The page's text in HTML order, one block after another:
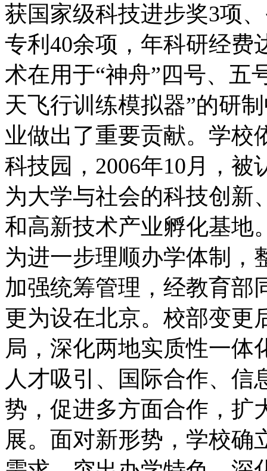
获国家级科技进步奖3项
专利40余项，年科研经费
术在用于“神舟”四号、五
天飞行训练模拟器”的研
业做出了重要贡献。学校
科技园，2006年10月，
为大学与社会的科技创新
和高新技术产业孵化基地
为进一步理顺办学体制，
加强统筹管理，经教育部
更为设在北京。校部变更
局，深化两地实质性一体
人才吸引、国际合作、信
势，促进多方面合作，扩
展。面对新形势，学校确